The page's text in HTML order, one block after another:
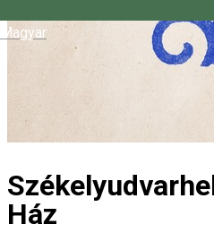
Magyar
Ház